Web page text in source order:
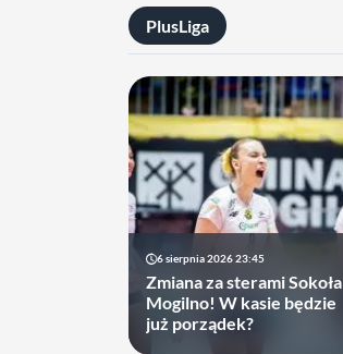
PlusLiga
6 sierpnia 2026 23:45
Zmiana za sterami Sokoła
Mogilno! W kasie będzie
już porządek?